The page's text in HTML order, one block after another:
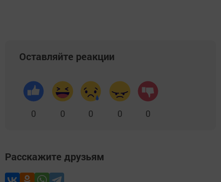
Оставляйте реакции
0 0 0 0 0
Расскажите друзьям